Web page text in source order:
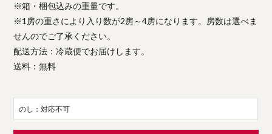
※箱・梱包込みの重量です。
※1房の重さにより入り数が2房～4房になります。房数は選べま
せんのでご了承ください。
配送方法：冷蔵便でお届けします。
送料：無料
のし：対応不可